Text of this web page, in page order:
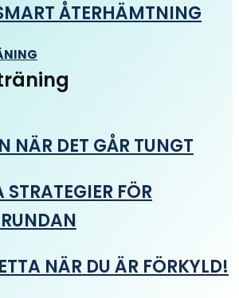
ÅTERHÄMTNING
NÄR DET GÅR TUNGT
FÖR
NÄR DU ÄR FÖRKYLD!